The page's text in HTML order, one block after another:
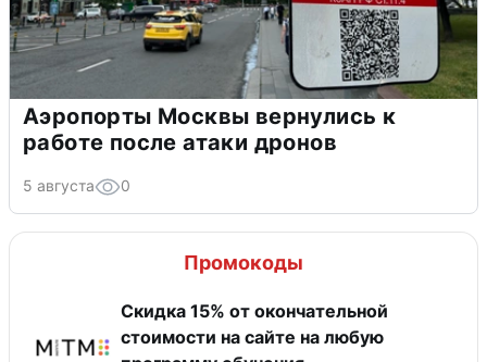
Аэропорты Москвы вернулись к
работе после атаки дронов
5 августа 0
Промокоды
Скидка 15% от окончательной
стоимости на сайте на любую